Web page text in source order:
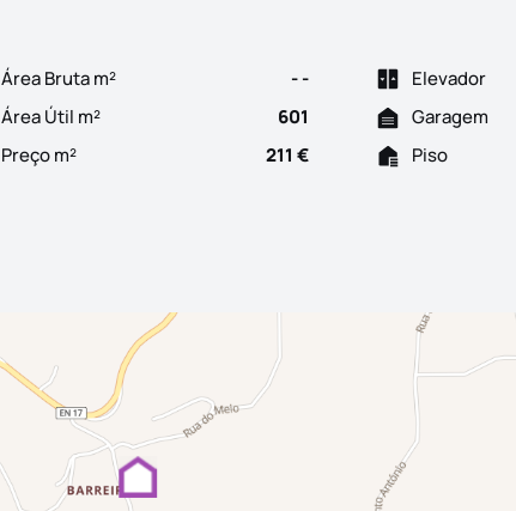
Área Bruta m² - - Elevador
Área Útil m² 601 Garagem
Preço m² 211 € Piso